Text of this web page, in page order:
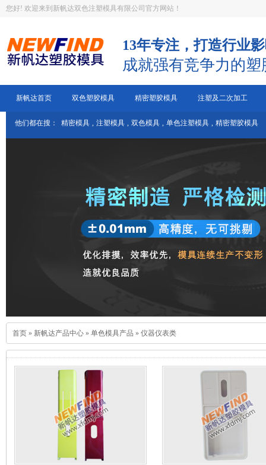
您好! 欢迎来到新帆达双色注塑模具有限公司官方网站！
13年专注，打造行业
成就强有竞争力的
新帆达首页 双色塑胶模具 精密塑胶模具 注塑及二次加工
他们都在搜： 精密模具 , 注塑模具 , 双色模具 , 单色注塑模具 , 精密塑胶模具
首页 » 新帆达产品中心 » 单色模具产品 » 仪器仪表类